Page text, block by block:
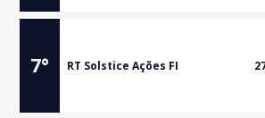
7° RT Solstice Ações FI